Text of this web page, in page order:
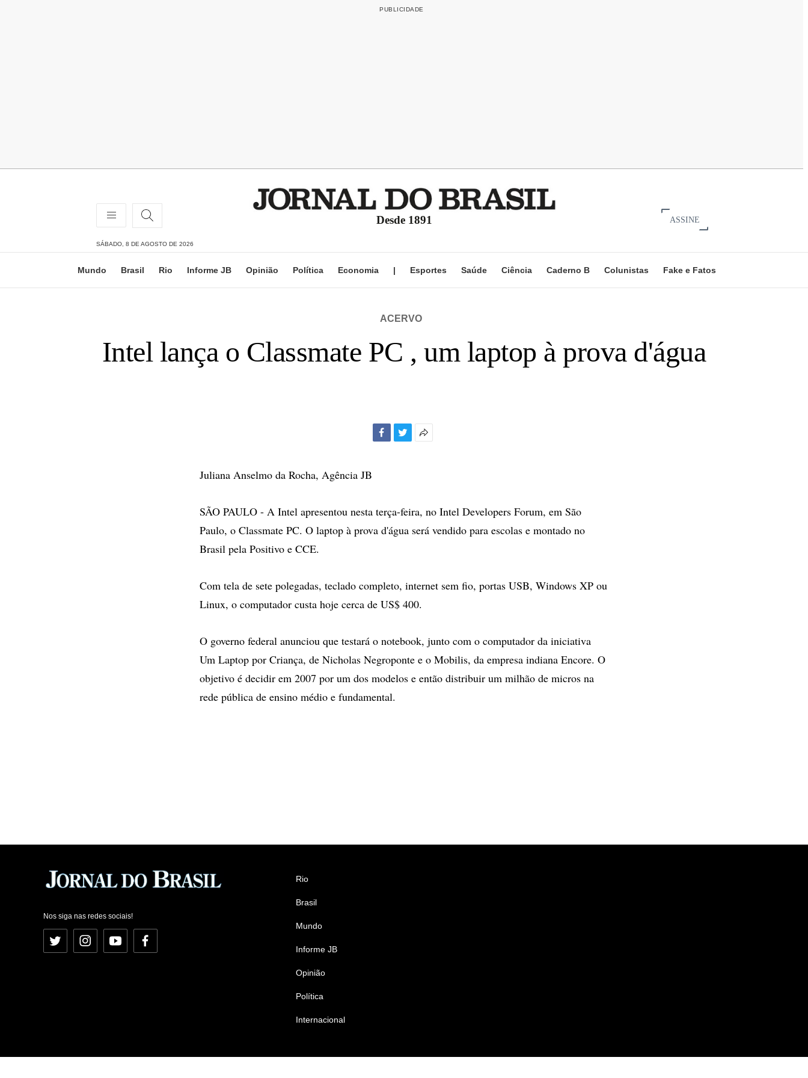
Desde 1891 ASSINE
SÁBADO, 8 DE AGOSTO DE 2026
Mundo Brasil Rio Informe JB Opinião Política Economia | Esportes Saúde Ciência Caderno B Colunistas Fake e Fatos
ACERVO
Intel lança o Classmate PC , um laptop à prova d'água
Juliana Anselmo da Rocha, Agência JB
SÃO PAULO - A Intel apresentou nesta terça-feira, no Intel Developers Forum, em São
Paulo, o Classmate PC. O laptop à prova d'água será vendido para escolas e montado no
Brasil pela Positivo e CCE.
Com tela de sete polegadas, teclado completo, internet sem fio, portas USB, Windows XP ou
Linux, o computador custa hoje cerca de US$ 400.
O governo federal anunciou que testará o notebook, junto com o computador da iniciativa
Um Laptop por Criança, de Nicholas Negroponte e o Mobilis, da empresa indiana Encore. O
objetivo é decidir em 2007 por um dos modelos e então distribuir um milhão de micros na
rede pública de ensino médio e fundamental.
Nos siga nas redes sociais!
Twitter InstagramYouTubeFacebook
Rio
Brasil
Mundo
Informe JB
Opinião
Política
Internacional